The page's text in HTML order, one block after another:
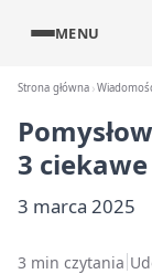
MENU
Strona główna
3
3 marca 2025
3 min czytania